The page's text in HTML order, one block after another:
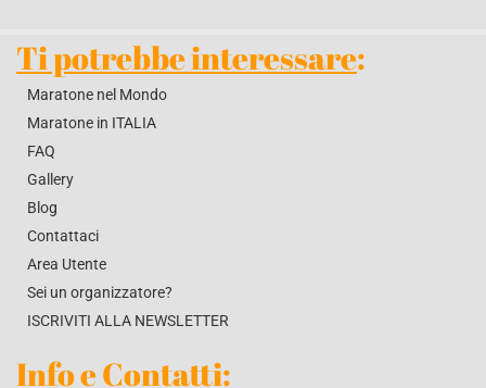
Ti potrebbe interessare:
Maratone nel Mondo
Maratone in ITALIA
FAQ
Gallery
Blog
Contattaci
Area Utente
Sei un organizzatore?
ISCRIVITI ALLA NEWSLETTER
Info e Contatti: